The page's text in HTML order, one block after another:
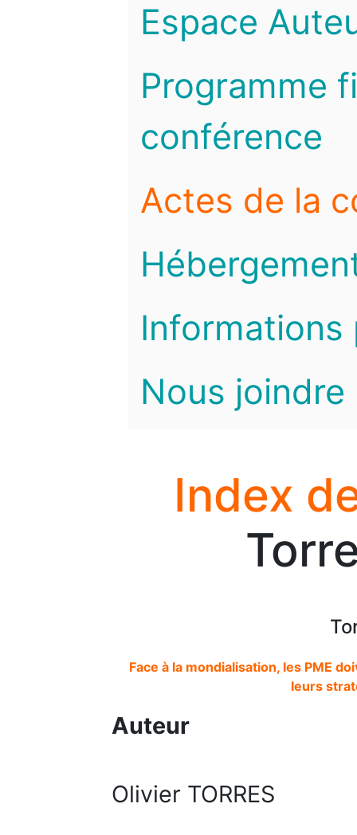
Espace
Programme
conférence
Actes de la
Informations
Nous joindre
Index
Face à la mondialisation, les PME
leurs
Auteur
Olivier TORRES